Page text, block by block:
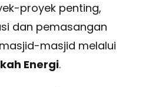
proyek penting,
dan pemasangan
masjid melalui
Energi.